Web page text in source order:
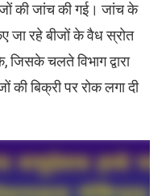
की जांच की गई। जांच के
जा रहे बीजों के वैध स्रोत
चलते विभाग द्वारा
की बिक्री पर रोक लगा दी